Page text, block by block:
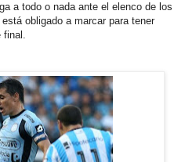
a todo o nada ante el elenco de los
obligado a marcar para tener
final.